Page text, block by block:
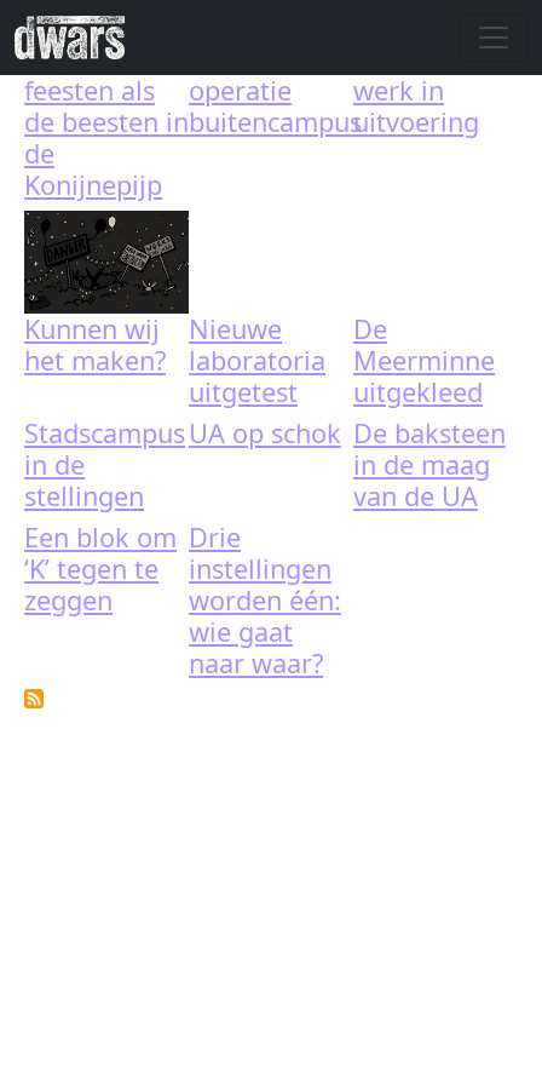
Skip to main content
feesten als
de beesten in
de
Konijnepijp
operatie
buitencampus
werk in
uitvoering
Kunnen wij
het maken?
Nieuwe
laboratoria
uitgetest
De
Meerminne
uitgekleed
Stadscampus
in de
stellingen
UA op schok De baksteen
in de maag
van de UA
Een blok om
‘K’ tegen te
zeggen
Drie
instellingen
worden één:
wie gaat
naar waar?